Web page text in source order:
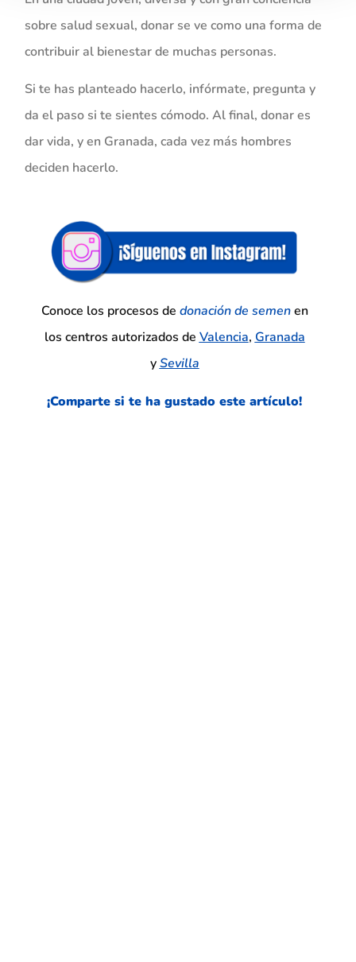
sobre salud sexual, donar se ve como una forma de
contribuir al bienestar de muchas personas.
Si te has planteado hacerlo, infórmate, pregunta y
da el paso si te sientes cómodo. Al final, donar es
dar vida, y en Granada, cada vez más hombres
deciden hacerlo.
Conoce los procesos de donación de semenen
los centros autorizados de Valencia, Granada
ySevilla
¡Comparte si te ha gustado este artículo!